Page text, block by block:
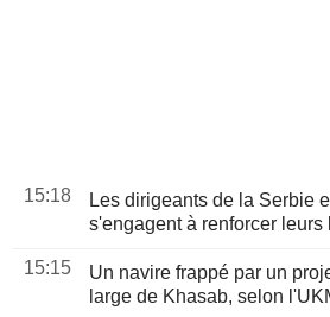
15:18
Les dirigeants de la Serbie
s'engagent à renforcer
15:15
Un navire frappé par un
large de Khasab, selon